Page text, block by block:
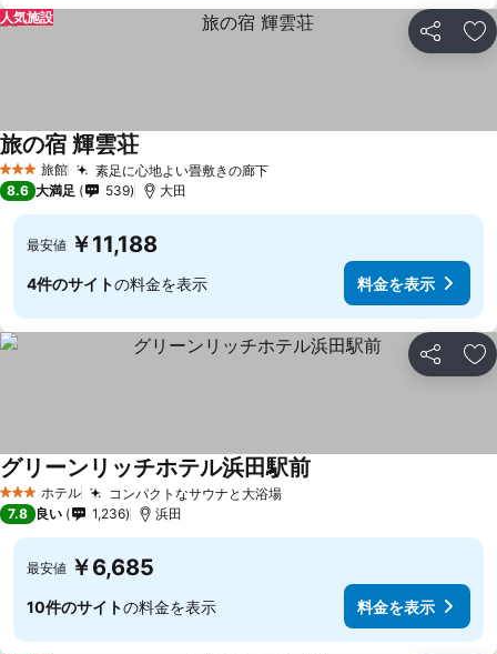
シェア お
人気施設
3 ホテルのランク
旅館 素足に心地よい畳敷きの廊下
旅の宿 輝雲荘
8.6 大満足 539 大田
最安値 ￥11,188
4件のサイトの料金を表示 料金を表示
シェア お
3 ホテルのランク
ホテル コンパクトなサウナと大浴場
グリーンリッチホテル浜田駅前
7.8 良い 1,236 浜田
最安値 ￥6,685
10件のサイトの料金を表示 料金を表示